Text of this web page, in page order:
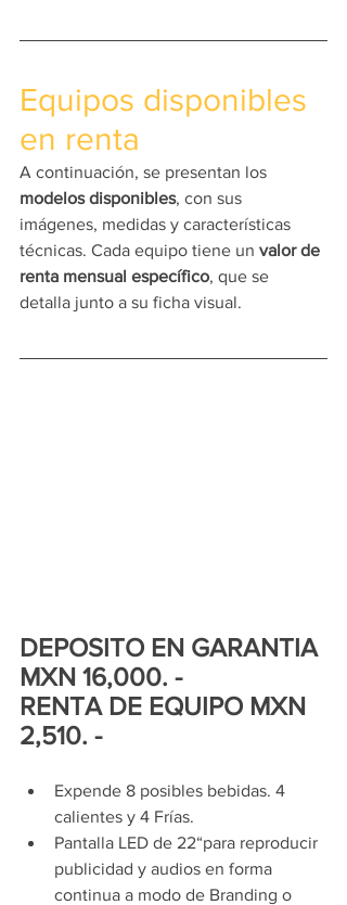
Equipos disponibles
en renta
A continuación, se presentan los
modelos disponibles, con sus
imágenes, medidas y características
técnicas. Cada equipo tiene un valor de
renta mensual específico, que se
detalla junto a su ficha visual.
DEPOSITO EN GARANTIA
MXN 16,000. -
RENTA DE EQUIPO MXN
2,510. -
Expende 8 posibles bebidas. 4
calientes y 4 Frías.
Pantalla LED de 22“para reproducir
publicidad y audios en forma
continua a modo de Branding o